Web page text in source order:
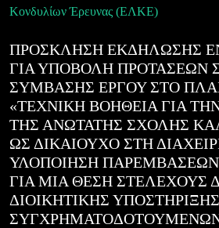
Κονδυλίων Έρευνας (ΕΛΚΕ)
ΠΡΟΣΚΛΗΣΗ ΕΚΔΗΛΩΣΗΣ
ΓΙΑ ΥΠΟΒΟΛΗ ΠΡΟΤΑΣΕΩΝ
ΣΥΜΒΑΣΗΣ ΕΡΓΟΥ ΣΤΟ
«ΤΕΧΝΙΚΗ ΒΟΗΘΕΙΑ ΓΙΑ
ΤΗΣ ΑΝΩΤΑΤΗΣ ΣΧΟΛΗΣ
ΩΣ ΔΙΚΑΙΟΥΧΟ ΣΤΗ
ΥΛΟΠΟΙΗΣΗ
ΓΙΑ ΜΙΑ ΘΕΣΗ ΣΤΕΛΕΧΟΥΣ
ΔΙΟΙΚΗΤΙΚΗΣ